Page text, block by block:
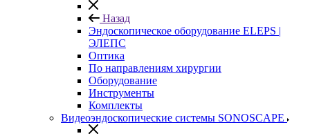
Назад
Эндоскопическое оборудование ELEPS |
ЭЛЕПС
Оптика
По направлениям хирургии
Оборудование
Инструменты
Комплекты
Видеоэндоскопические системы SONOSCAPE